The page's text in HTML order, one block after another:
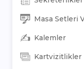
Masa Setleri
Kalemler
Kartvizitlikler